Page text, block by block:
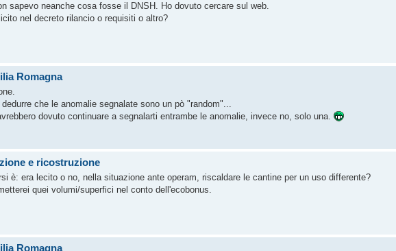
sapevo neanche cosa fosse il DNSH. Ho dovuto cercare sul web.
nel decreto rilancio o requisiti o altro?
Romagna
che le anomalie segnalate sono un pò "random"...
dovuto continuare a segnalarti entrambe le anomalie, invece no, solo una.
e ricostruzione
è: era lecito o no, nella situazione ante operam, riscaldare le cantine per un uso differente?
quei volumi/superfici nel conto dell'ecobonus.
Romagna